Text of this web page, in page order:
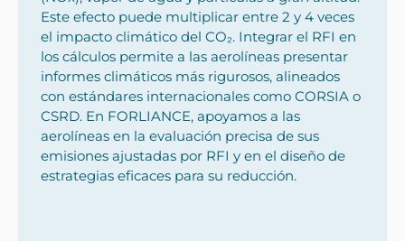
Este efecto puede multiplicar entre 2 y 4 veces
el impacto climático del CO₂. Integrar el RFI en
los cálculos permite a las aerolíneas presentar
informes climáticos más rigurosos, alineados
con estándares internacionales como CORSIA o
CSRD. En FORLIANCE, apoyamos a las
aerolíneas en la evaluación precisa de sus
emisiones ajustadas por RFI y en el diseño de
estrategias eficaces para su reducción.